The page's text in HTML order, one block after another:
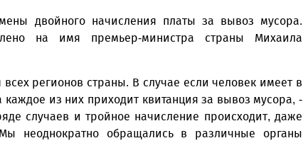
двойного начисления платы за вывоз мусора.
на имя премьер-министра страны Михаила
регионов страны. В случае если человек имеет в
из них приходит квитанция за вывоз мусора, -
случаев и тройное начисление происходит, даже
неоднократно обращались в различные органы